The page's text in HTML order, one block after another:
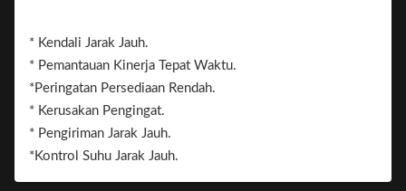
* Kendali Jarak Jauh.
* Pemantauan Kinerja Tepat Waktu.
*Peringatan Persediaan Rendah.
* Kerusakan Pengingat.
* Pengiriman Jarak Jauh.
*Kontrol Suhu Jarak Jauh.